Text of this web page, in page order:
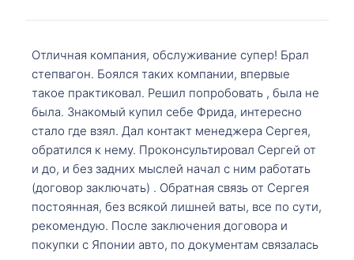
Отличная компания, обслуживание супер! Брал
степвагон. Боялся таких компании, впервые
такое практиковал. Решил попробовать , была не
была. Знакомый купил себе Фрида, интересно
стало где взял. Дал контакт менеджера Сергея,
обратился к нему. Проконсультировал Сергей от
и до, и без задних мыслей начал с ним работать
(договор заключать) . Обратная связь от Сергея
постоянная, без всякой лишней ваты, все по сути,
рекомендую. После заключения договора и
покупки с Японии авто, по документам связалась